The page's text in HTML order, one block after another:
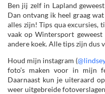
Ben jij zelf in Lapland
Dan ontvang ik heel graag
alles zijn! Tips qua excursies,
vaak op Wintersport
andere koek. Alle tips zijn dus
Houd mijn instagram (
foto’s maken voor in mijn
Daarnaast kun je uiteraard
weer uitgebreide